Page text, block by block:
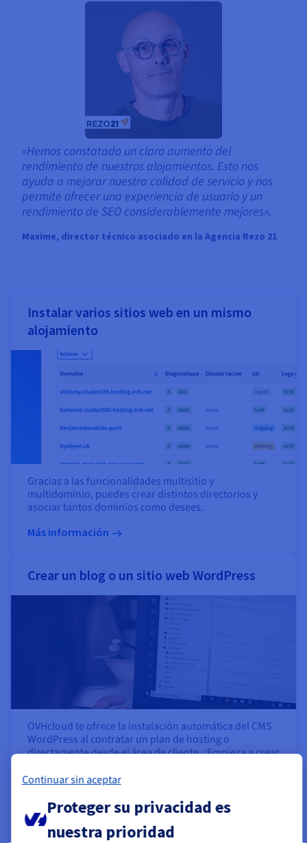
«Hemos constatado un claro aumento del
rendimiento de nuestros alojamientos. Esto nos
ayuda a mejorar nuestra calidad de servicio y nos
permite ofrecer una experiencia de usuario y un
rendimiento de SEO considerablemente mejores».
Maxime, director técnico asociado en la Agencia Rezo 21
Instalar varios sitios web en un mismo
alojamiento
Gracias a las funcionalidades multisitio y
multidominio, puedes crear distintos directorios y
asociar tantos dominios como desees.
Más información
Crear un blog o un sitio web WordPress
OVHcloud te ofrece la instalación automática del CMS
WordPress al contratar un plan de hosting o
directamente desde el área de cliente. ¡Empieza a crear
Más información
Crear una tienda online con PrestaShop
Continuar sin aceptar
Proteger su privacidad es
nuestra prioridad